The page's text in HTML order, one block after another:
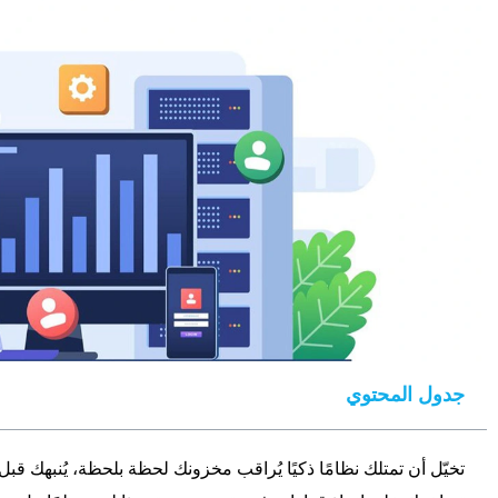
جدول المحتوي
تخيّل أن تمتلك نظامًا ذكيًا يُراقب مخزونك لحظة بلحظة، يُنبهك قبل